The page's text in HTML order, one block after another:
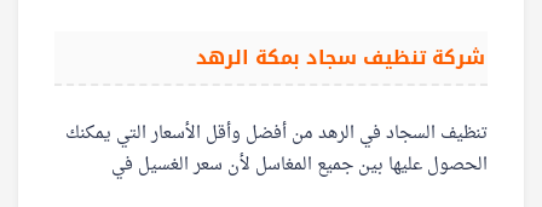
شركة تنظيف سجاد بمكة الرهد
تنظيف السجاد في الرهد من أفضل وأقل الأسعار التي يمكنك
الحصول عليها بين جميع المغاسل لأن سعر الغسيل في